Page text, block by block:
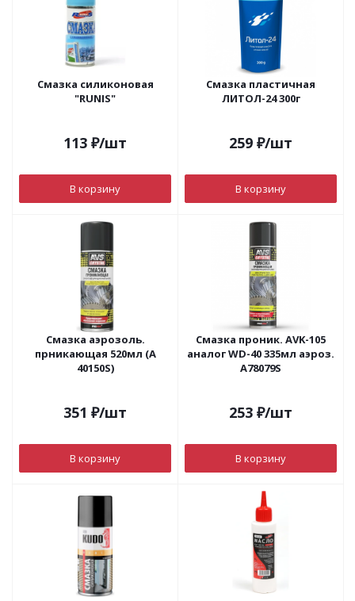
Смазка силиконовая
"RUNIS"
113 ₽/шт
В корзину
Смазка пластичная
ЛИТОЛ-24 300г
259 ₽/шт
В корзину
Смазка аэрозоль.
прникающая 520мл (А
40150S)
351 ₽/шт
В корзину
Смазка проник. АVK-105
аналог WD-40 335мл аэроз.
А78079S
253 ₽/шт
В корзину